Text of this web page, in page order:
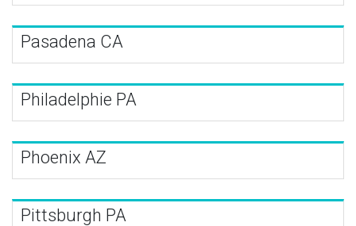
Pasadena CA
Philadelphie PA
Phoenix AZ
Pittsburgh PA